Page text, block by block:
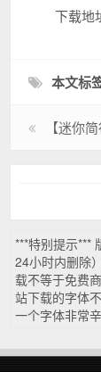
下载地
本文标
【迷你简
***特别提示***
24小时内删除
载不等于免费
站下载的字体
一个字体非常